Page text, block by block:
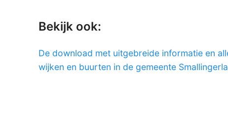
Bekijk ook:
De download met uitgebreide informatie en
wijken en buurten in de gemeente